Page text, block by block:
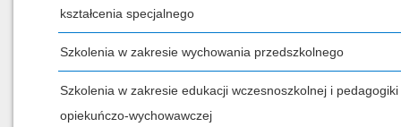
kształcenia specjalnego
Szkolenia w zakresie wychowania przedszkolnego
Szkolenia w zakresie edukacji wczesnoszkolnej i pedagogiki
opiekuńczo-wychowawczej